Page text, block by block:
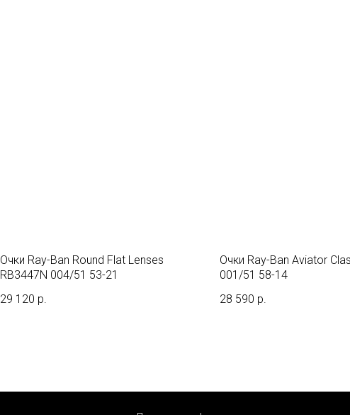
Очки Ray-Ban Round Flat Lenses
RB3447N 004/51 53-21
29 120 р.
Очки Ray-Ban Aviator
001/51 58-14
28 590 р.